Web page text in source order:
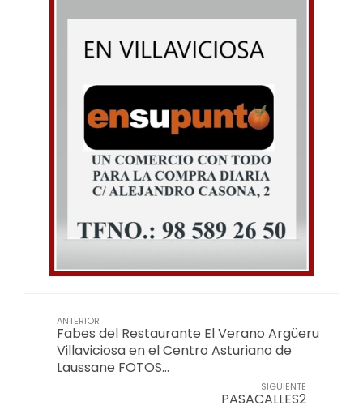
ANTERIOR
Fabes del Restaurante El Verano Argüeru
Villaviciosa en el Centro Asturiano de
Laussane FOTOS…
SIGUIENTE
PASACALLES2